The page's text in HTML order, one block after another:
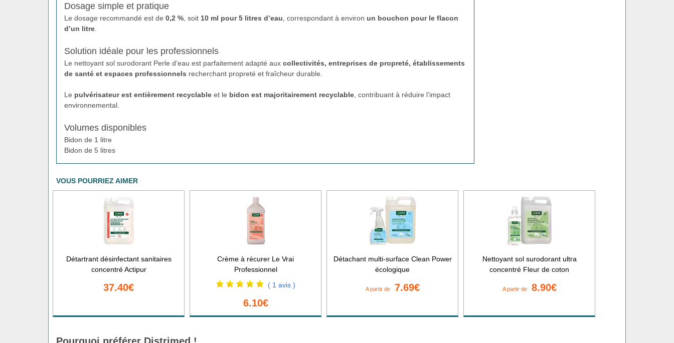
Dosage simple et pratique
Le dosage recommandé est de 0,2 % , soit 10 ml pour 5 litres d’eau , correspondant à environ un bouchon pour le flacon
d’un litre
Solution idéale pour les professionnels
Le nettoyant sol surodorant Perle d’eau est parfaitement adapté aux collectivités, entreprises de propreté, établissements
de santé et espaces professionnels recherchant propreté et fraîcheur durable.
Le pulvérisateur est entièrement recyclable et le bidon est majoritairement recyclable , contribuant à réduire l’impact
environnemental.
Volumes disponibles
Bidon de 1 litre
Bidon de 5 litres
VOUS POURRIEZ AIMER
Détartrant désinfectant sanitaires
concentré Actipur
37.40€
Crème à récurer Le Vrai
Professionnel
( 1 avis )
6.10€
Détachant multi-surface Clean Power
écologique
A partir de 7.69€
Nettoyant sol surodorant ultra
concentré Fleur de coton
A partir de 8.90€
Pourquoi préférer Distrimed !